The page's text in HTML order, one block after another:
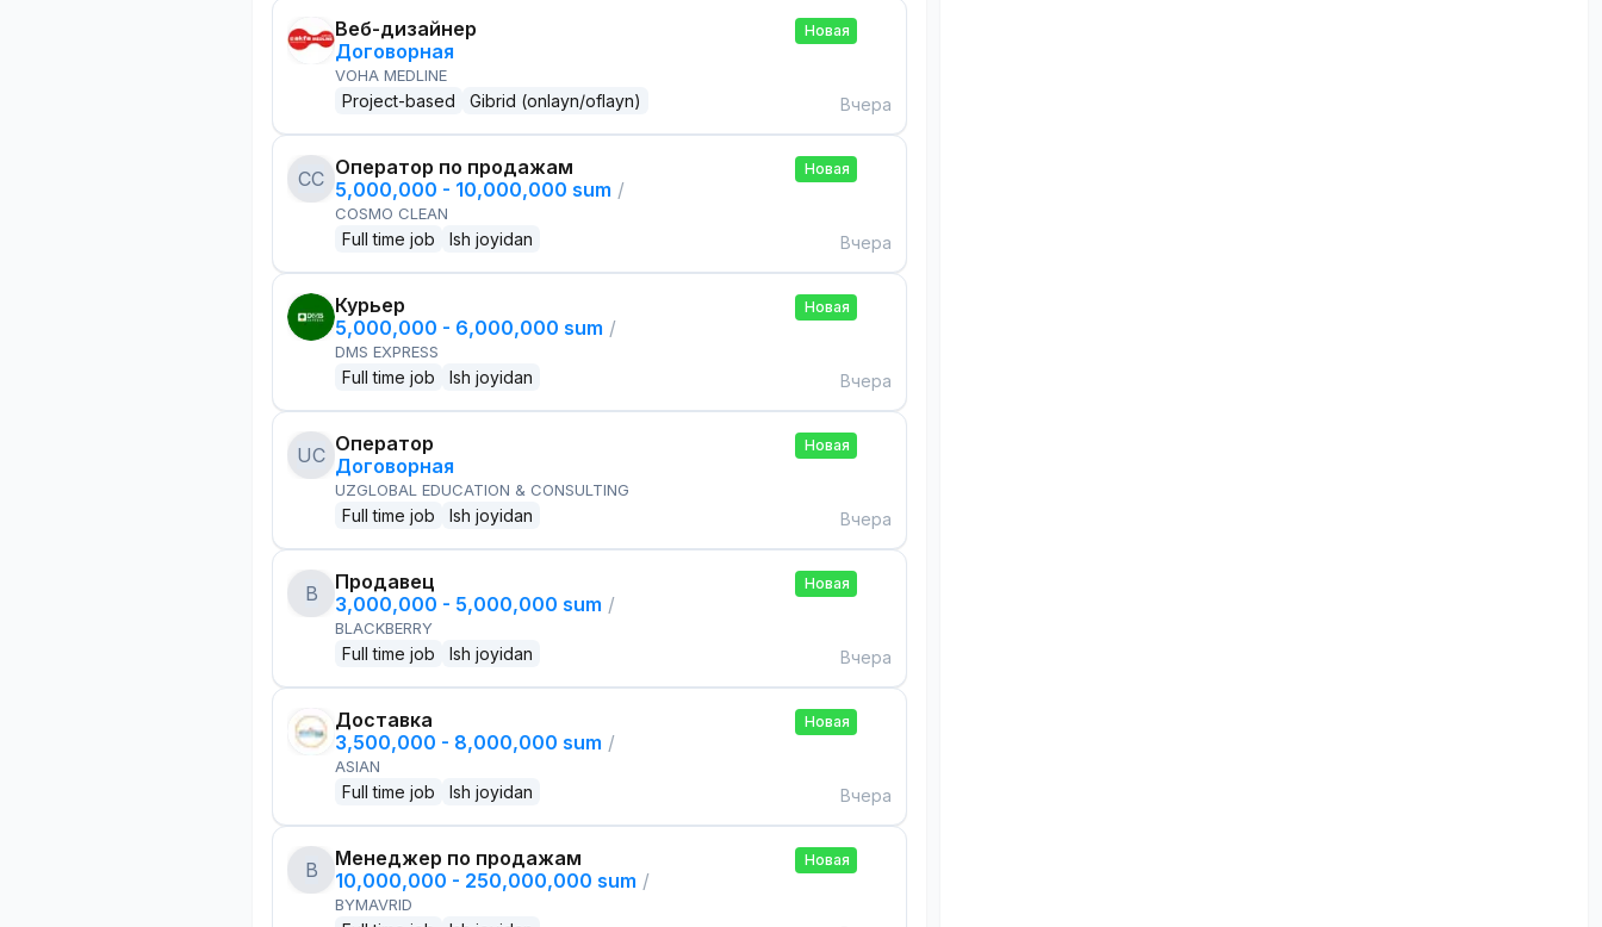
Веб-дизайнер
Договорная
VOHA MEDLINE
Project-based Gibrid (onlayn/oflayn)
Новая
Вчера
CC Оператор по продажам
5,000,000 - 10,000,000 sum /
COSMO CLEAN
Full time job Ish joyidan
Новая
Вчера
Курьер
5,000,000 - 6,000,000 sum /
DMS EXPRESS
Full time job Ish joyidan
Новая
Вчера
UC Оператор
Договорная
UZGLOBAL EDUCATION & CONSULTING
Full time job Ish joyidan
Новая
Вчера
B
Продавец
3,000,000 - 5,000,000 sum /
BLACKBERRY
Full time job Ish joyidan
Новая
Вчера
Доставка
3,500,000 - 8,000,000 sum /
ASIAN
Full time job Ish joyidan
Новая
Вчера
B
Менеджер по продажам
10,000,000 - 250,000,000 sum /
BYMAVRID
Новая